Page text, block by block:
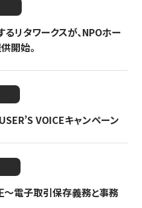
リタワークスが、NPOホー
開始。
VOICEキャンペーン
電子取引保存義務と事務